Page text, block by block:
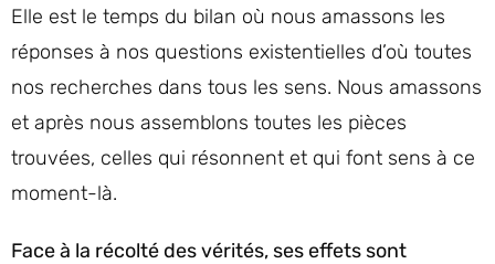
Elle est le temps du bilan où nous amassons les
réponses à nos questions existentielles d’où toutes
nos recherches dans tous les sens. Nous amassons
et après nous assemblons toutes les pièces
trouvées, celles qui résonnent et qui font sens à ce
moment-là.
Face à la récolté des vérités, ses effets sont